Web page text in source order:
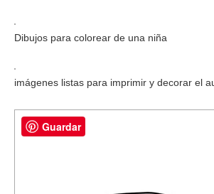
Dibujos para colorear de una niña
imágenes listas para imprimir y decorar el
Guardar